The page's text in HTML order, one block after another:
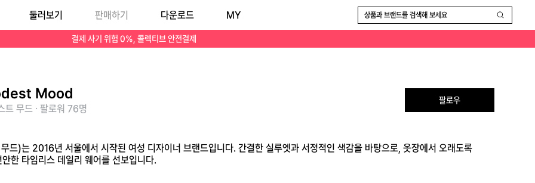
아하고 편안한 타임리스 데일리 웨어를 선보입니다.
결제 사기 위험 0%, 콜렉티브 안전결제
둘러보기 판매하기 다운로드 MY 상품과 브랜드를 검색해 보세요
Mood
트 무드 · 팔로워 76명
팔로우
)는 2016년 서울에서 시작된 여성 디자이너 브랜드입니다. 간결한 실루엣과 서정적인 색감을 바탕으로, 옷장에서 오래도록
한 타임리스 데일리 웨어를 선보입니다.